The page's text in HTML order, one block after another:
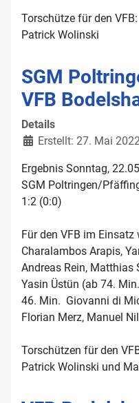
Torschütze für den VFB:
Patrick Wolinski
SGM
VFB
Details
Erstellt: 27. Mai 2022
Ergebnis Sonntag,
SGM Poltringen/
1:2 (0:0)
Für den VFB im Einsatz
Charalambos Arapis,
Andreas Rein, Matthias
Yasin Üstün (ab 74.
46. Min. Giovanni di
Florian Merz, Manuel
Torschützen für den
Patrick Wolinski und